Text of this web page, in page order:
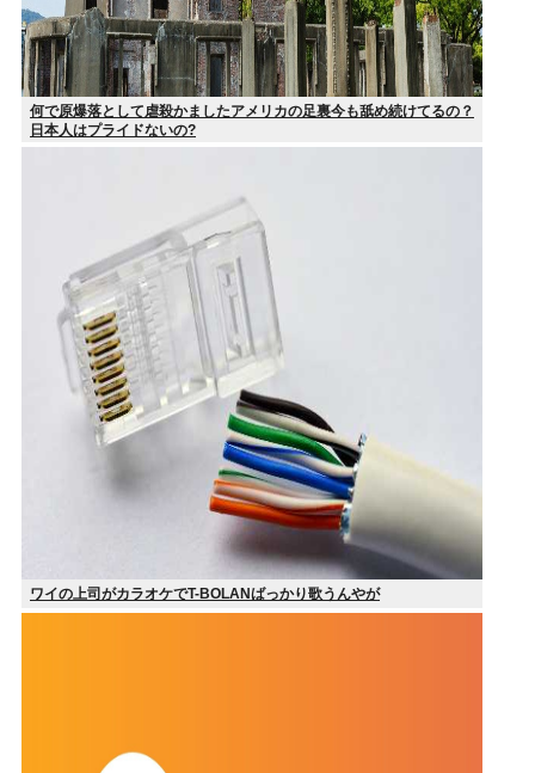
何で原爆落として虐殺かましたアメリカの足裏今も舐め続けてるの？
日本人はプライドないの?
ワイの上司がカラオケでT-BOLANばっかり歌うんやが